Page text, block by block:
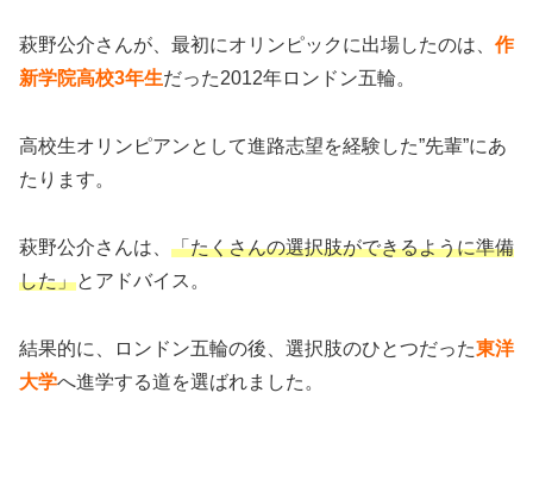
萩野公介さんが、最初にオリンピックに出場したのは、 作
新学院高校3年生だった2012年ロンドン五輪。
高校生オリンピアンとして進路志望を経験した”先輩”にあ
たります。
萩野公介さんは、 「たくさんの選択肢ができるように準備
した」とアドバイス。
結果的に、ロンドン五輪の後、選択肢のひとつだった東洋
大学へ進学する道を選ばれました。